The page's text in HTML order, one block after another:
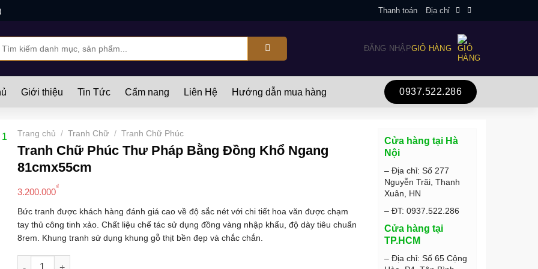
Thanh toán Địa chỉ
ĐĂNG NHẬPGIỎ HÀNG
Giới thiệu Tin Tức Cẩm nang Liên Hệ Hướng dẫn mua hàng 0937.522.286
Trang chủ / Tranh Chữ / Tranh Chữ Phúc
Tranh Chữ Phúc Thư Pháp Bằng Đồng Khổ Ngang
81cmx55cm
3.200.000
₫
Bức tranh được khách hàng đánh giá cao về độ sắc nét với chi tiết hoa văn được chạm
tay thủ công tinh xảo. Chất liệu chế tác sử dụng đồng vàng nhập khẩu, độ dày tiêu chuẩn
8rem. Khung tranh sử dụng khung gỗ thịt bền đẹp và chắc chắn.
Tranh Chữ Phúc Thư Pháp Bằng Đồng Khổ Ngang 81cmx55cm số lượng
Cửa hàng tại Hà
Nội
– Địa chỉ: Số 277
Nguyễn Trãi, Thanh
Xuân, HN
– ĐT: 0937.522.286
Cửa hàng tại
TP.HCM
– Địa chỉ: Số 65 Cộng